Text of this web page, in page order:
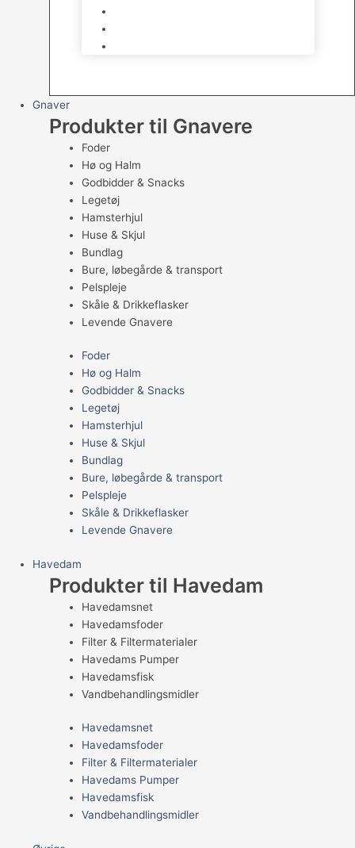
Gnaver
Produkter til Gnavere
Foder
Hø og Halm
Godbidder & Snacks
Legetøj
Hamsterhjul
Huse & Skjul
Bundlag
Bure, løbegårde & transport
Pelspleje
Skåle & Drikkeflasker
Levende Gnavere
Foder
Hø og Halm
Godbidder & Snacks
Legetøj
Hamsterhjul
Huse & Skjul
Bundlag
Bure, løbegårde & transport
Pelspleje
Skåle & Drikkeflasker
Levende Gnavere
Havedam
Produkter til Havedam
Havedamsnet
Havedamsfoder
Filter & Filtermaterialer
Havedams Pumper
Havedamsfisk
Vandbehandlingsmidler
Havedamsnet
Havedamsfoder
Filter & Filtermaterialer
Havedams Pumper
Havedamsfisk
Vandbehandlingsmidler